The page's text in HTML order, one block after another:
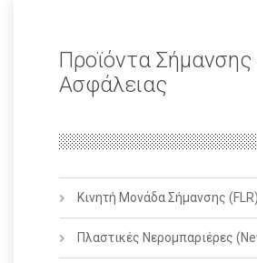
Προϊόντα Σήμανσης
Ασφάλειας
Κινητή Μονάδα Σήμανσης (FLR)
Πλαστικές Νερομπαριέρες